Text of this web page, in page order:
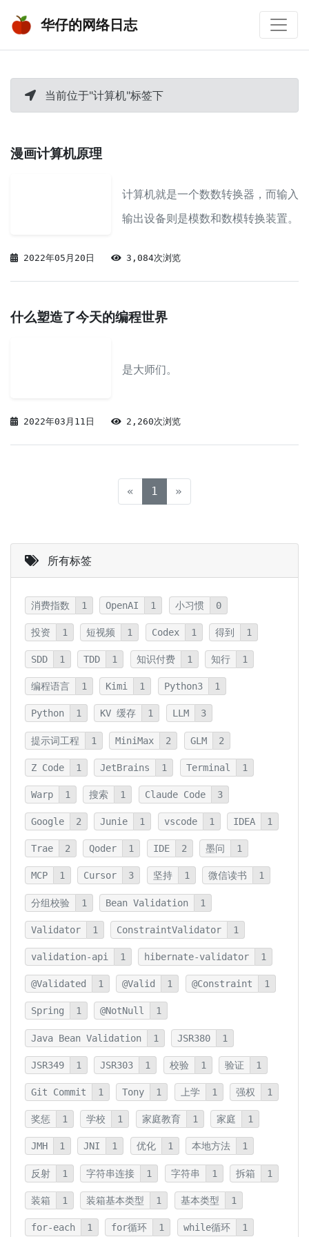
华仔的网络日志
当前位于"计算机"标签下
漫画计算机原理
计算机就是一个数数转换器，而输入
输出设备则是模数和数模转换装置。
2022年05月20日 3,084次浏览
什么塑造了今天的编程世界
是大师们。
2022年03月11日 2,260次浏览
« 1 (current)
»
所有标签
消费指数 1 OpenAI 1 小习惯 0
投资 1 短视频 1 Codex 1 得到 1
SDD 1 TDD 1 知识付费 1 知行 1
编程语言 1 Kimi 1 Python3 1
Python 1 KV 缓存 1 LLM 3
提示词工程 1 MiniMax 2 GLM 2
Z Code 1 JetBrains 1 Terminal 1
Warp 1 搜索 1 Claude Code 3
Google 2 Junie 1 vscode 1 IDEA 1
Trae 2 Qoder 1 IDE 2 墨问 1
MCP 1 Cursor 3 坚持 1 微信读书 1
分组校验 1 Bean Validation 1
Validator 1 ConstraintValidator 1
validation-api 1 hibernate-validator 1
@Validated 1 @Valid 1 @Constraint 1
Spring 1 @NotNull 1
Java Bean Validation 1 JSR380 1
JSR349 1 JSR303 1 校验 1 验证 1
Git Commit 1 Tony 1 上学 1 强权 1
奖惩 1 学校 1 家庭教育 1 家庭 1
JMH 1 JNI 1 优化 1 本地方法 1
反射 1 字符串连接 1 字符串 1 拆箱 1
装箱 1 装箱基本类型 1 基本类型 1
for-each 1 for循环 1 while循环 1